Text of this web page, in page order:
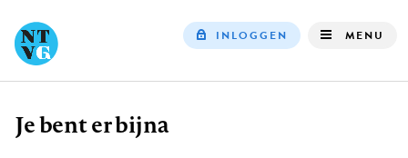
INLOGGEN MENU
Kruimelpad
Je bent er bijna